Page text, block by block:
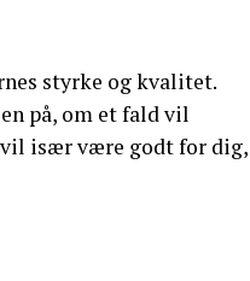
styrke og kvalitet.
på, om et fald vil
vil især være godt for dig,